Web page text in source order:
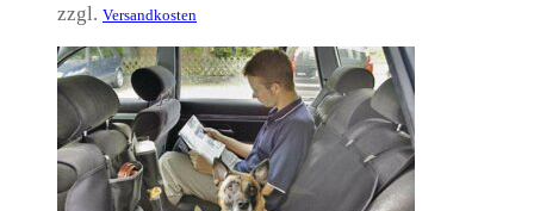
zzgl. Versandkosten